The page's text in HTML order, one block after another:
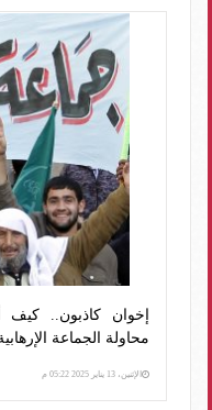
إخوان كاذبون.. كيف
محاولة الجماعة
الإثنين، 13 يناير 2025 05:22 م